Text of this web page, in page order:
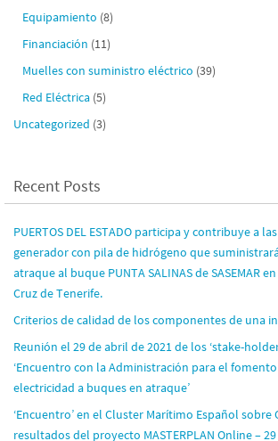
Equipamiento (8)
Financiación (11)
Muelles con suministro eléctrico (39)
Red Eléctrica (5)
Uncategorized (3)
Recent Posts
PUERTOS DEL ESTADO participa y contribuye a
generador con pila de hidrógeno que
atraque al buque PUNTA SALINAS de SASEMAR
Cruz de Tenerife.
Criterios de calidad de los componentes de una
Reunión el 29 de abril de 2021 de los ‘stake-
‘Encuentro con la Administración para el
electricidad a buques en atraque’
‘Encuentro’ en el Cluster Marítimo Español sobre
resultados del proyecto MASTERPLAN Online –